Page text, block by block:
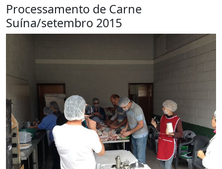
Processamento de Carne
Suína/setembro 2015